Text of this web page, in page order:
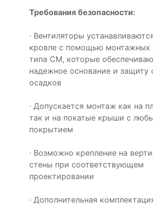
Требования безопасности:
· Вентиляторы
кровле с помощью монтажных
типа СМ, которые
надежное основание и защиту
осадков
· Допускается монтаж как на
так и на покатые крыши с
покрытием
· Возможно крепление на
стены при соответствующем
проектировании
· Дополнительная